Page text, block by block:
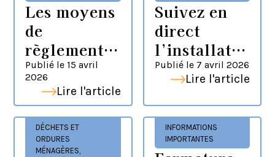
Les moyens
de
règlement
pour vos
factures
évoluent
Publié le 15 avril
2026
Lire l'article
Suivez en
direct
l’installatio
n du
nouveau
conseil
communaut
aire de la
Publié le 7 avril 2026
Lire l'article
DÉCHETS ET
ORDURES
MÉNAGÈRES,
INFORMATIONS
IMPORTANTES